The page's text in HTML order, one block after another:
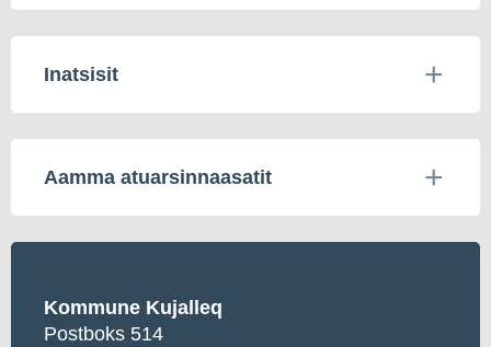
Inatsisit
Aamma atuarsinnaasatit
Kommune Kujalleq
Postboks 514